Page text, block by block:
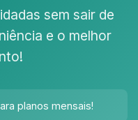
sem sair de
e o melhor
planos mensais!